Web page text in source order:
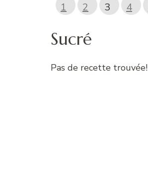
1 2 3 4
Sucré
Pas de recette trouvée!